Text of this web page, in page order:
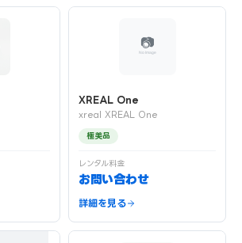
XREAL One
xreal XREAL One
極美品
レンタル料金
お問い合わせ
詳細を見る